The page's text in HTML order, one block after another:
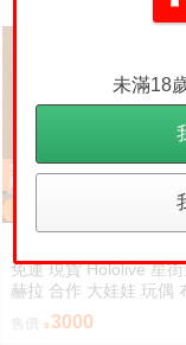
免運 現貨 Hololive 星
赫拉 合作 大娃娃 玩偶
抱抱大娃娃 星街すいせ
イの小動物 なかよしハ
售價 3000
未滿18